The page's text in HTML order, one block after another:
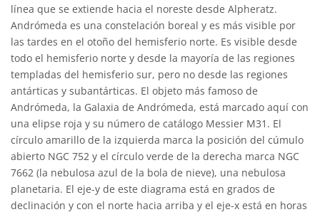
línea que se extiende hacia el noreste desde Alpheratz.
Andrómeda es una constelación boreal y es más visible por
las tardes en el otoño del hemisferio norte. Es visible desde
todo el hemisferio norte y desde la mayoría de las regiones
templadas del hemisferio sur, pero no desde las regiones
antárticas y subantárticas. El objeto más famoso de
Andrómeda, la Galaxia de Andrómeda, está marcado aquí con
una elipse roja y su número de catálogo Messier M31. El
círculo amarillo de la izquierda marca la posición del cúmulo
abierto NGC 752 y el círculo verde de la derecha marca NGC
7662 (la nebulosa azul de la bola de nieve), una nebulosa
planetaria. El eje-y de este diagrama está en grados de
declinación y con el norte hacia arriba y el eje-x está en horas